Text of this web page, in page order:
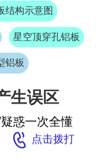
结构示意图
星空顶穿孔铝板
铝板
生误区
惑一次全懂
 点击拨打